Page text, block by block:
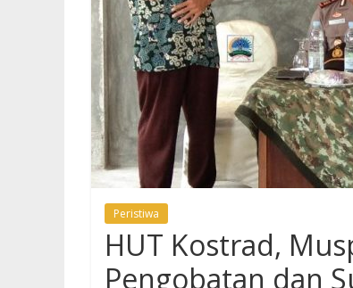
Peristiwa
HUT Kostrad,
Pengobatan dan